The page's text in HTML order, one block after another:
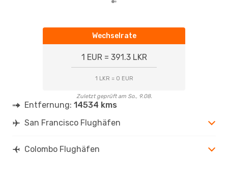
Wechselrate
1 EUR = 391.3 LKR
1 LKR = 0 EUR
Zuletzt geprüft am So., 9.08.
Entfernung: 14534 kms
San Francisco Flughäfen
Colombo Flughäfen